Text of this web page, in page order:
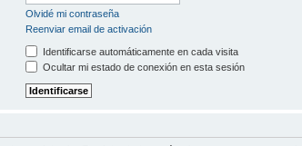
Olvidé mi contraseña
Reenviar email de activación
Identificarse automáticamente en cada visita
Ocultar mi estado de conexión en esta sesión